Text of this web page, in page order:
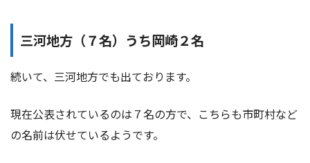
三河地方（７名）うち岡崎２名
続いて、三河地方でも出ております。
現在公表されているのは７名の方で、こちらも市町村など
の名前は伏せているようです。